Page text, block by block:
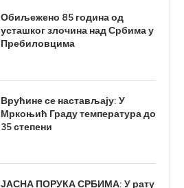
Обиљежено 85 година од
усташког злочина над Србима у
Пребиловцима
Врућине се настављају: У
Мркоњић Граду температура до
35 степени
ЈАСНА ПОРУКА СРБИМА: У рату